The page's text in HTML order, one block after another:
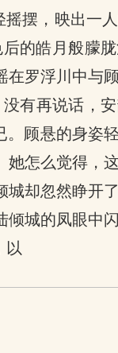
摆，映出一
的皓月般朦
罗浮川中与
有再说话，
顾悬的身姿
怎么觉得，
却忽然睁开
城的凤眼中
以